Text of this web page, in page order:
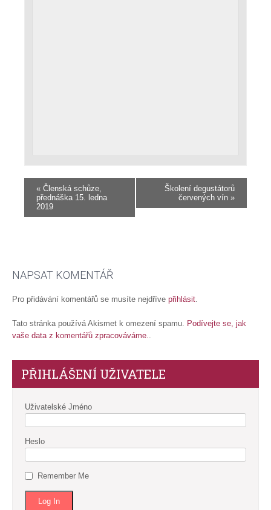
« Členská schůze,
přednáška 15. ledna
2019
Školení degustátorů
červených vín »
NAPSAT KOMENTÁŘ
Pro přidávání komentářů se musíte nejdříve přihlásit
Tato stránka používá Akismet k omezení spamu.
Podívejte se, jak
vaše data z komentářů zpracováváme.
PŘIHLÁŠENÍ UŽIVATELE
Uživatelské Jméno
Heslo
Remember Me